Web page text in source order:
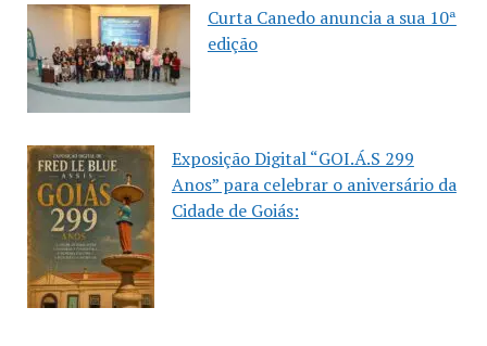
Curta Canedo anuncia a sua 10ª
edição
Exposição Digital “GOI.Á.S 299
Anos” para celebrar o aniversário da
Cidade de Goiás: